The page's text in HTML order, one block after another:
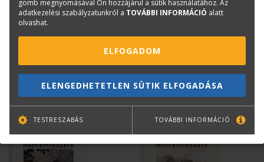
Könyvesboltvezető
+36 70 670 5194
gomb megnyomásával Ön hozzájárul a sütik használatához. Az
adatkezelési szabályzatunkról a TOVÁBBI INFORMÁCIÓ alatt
olvashat.
ELFOGADOM
ELENGEDHETETLEN SÜTIK ELFOGADÁSA
TESTRESZABÁS TOVÁBBI INFORMÁCIÓ